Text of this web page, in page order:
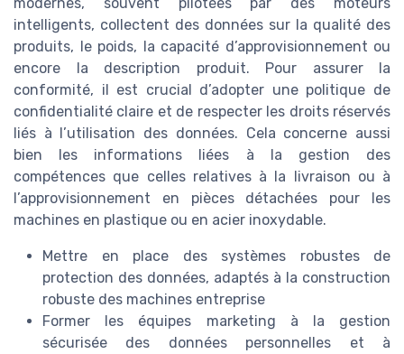
intelligents, collectent des données sur la qualité des
produits, le poids, la capacité d’approvisionnement ou
encore la description produit. Pour assurer la
conformité, il est crucial d’adopter une politique de
confidentialité claire et de respecter les droits réservés
liés à l’utilisation des données. Cela concerne aussi
bien les informations liées à la gestion des
compétences que celles relatives à la livraison ou à
l’approvisionnement en pièces détachées pour les
machines en plastique ou en acier inoxydable.
Mettre en place des systèmes robustes de
protection des données, adaptés à la construction
robuste des machines entreprise
Former les équipes marketing à la gestion
sécurisée des données personnelles et à